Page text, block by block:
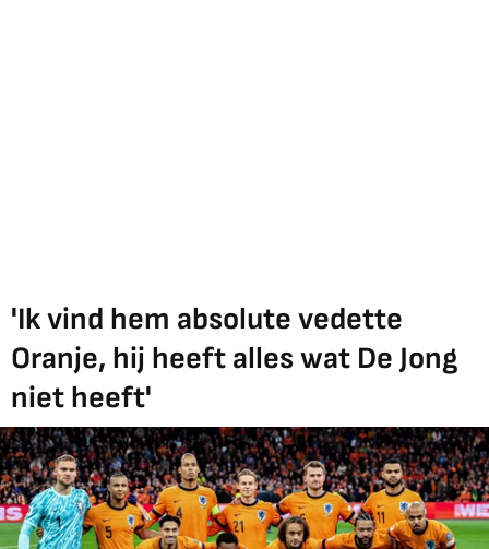
'Ik vind hem absolute vedette
Oranje, hij heeft alles wat De Jong
niet heeft'